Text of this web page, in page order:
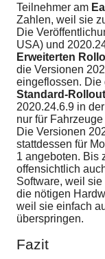
Teilnehmer am
Zahlen, weil sie
Die
USA) und
Erweiterten
die Versionen
eingeflossen.
Standard-Rollout
2020.24.6.9 in
nur für
Die Versionen
stattdessen für
1 angeboten. Bis
offensichtlich
Software, weil
die nötigen
weil sie einfach
überspringen.
Fazit